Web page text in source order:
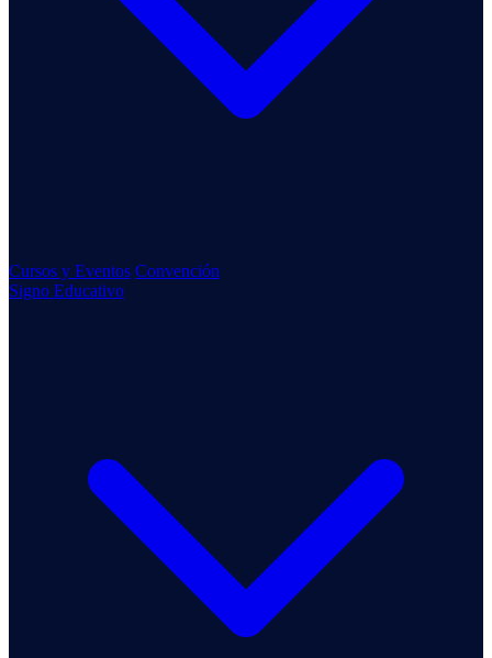
Cursos y Eventos Convención
Signo Educativo